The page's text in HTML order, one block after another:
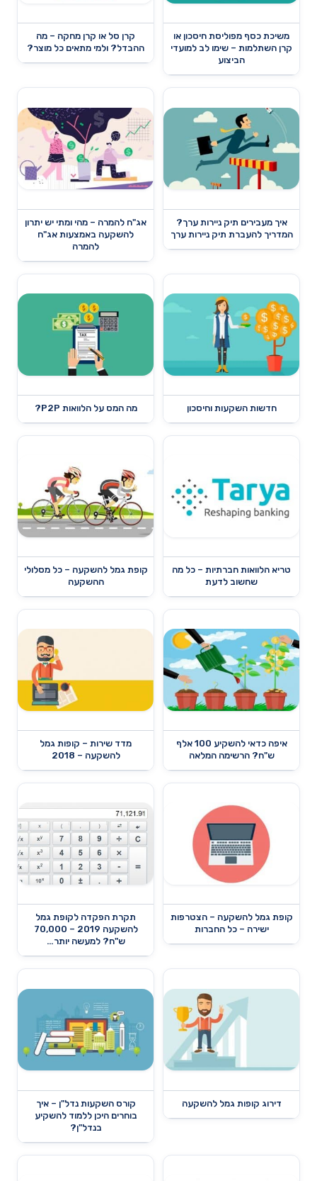
משיכת כסף מפוליסת חיסכון או
קרן השתלמות – שימו לב למועדי
הביצוע
קרן סל או קרן מחקה – מה
ההבדל? ולמי מתאים כל מוצר?
איך מעבירים תיק ניירות ערך?
המדריך להעברת תיק ניירות ערך
אג"ח להמרה – מהי ומתי יש יתרון
להשקעה באמצעות אג"ח
להמרה
חדשות השקעות וחיסכון מה המס על הלוואות P2P?
טריא הלוואות חברתיות – כל מה
שחשוב לדעת
קופת גמל להשקעה – כל מסלולי
ההשקעה
איפה כדאי להשקיע 100 אלף
ש"ח? הרשימה המלאה
מדד שירות – קופות גמל
להשקעה – 2018
קופת גמל להשקעה – הצטרפות
ישירה – כל החברות
תקרת הפקדה לקופת גמל
להשקעה 2019 – 70,000
ש"ח? למעשה יותר…
דירוג קופות גמל להשקעה
קורס השקעות נדל"ן – איך
בוחרים היכן ללמוד להשקיע
בנדל"ן?